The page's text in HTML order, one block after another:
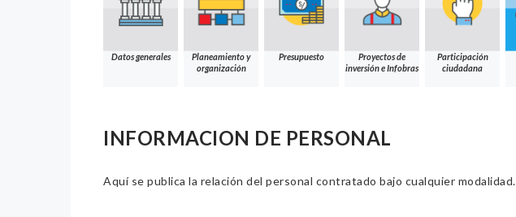
Datos generales
Planeamiento y
organización
Presupuesto
Proyectos de
inversión e Infobras
Participación
ciudadana
INFORMACION DE PERSONAL
Aquí se publica la relación del personal contratado bajo cualquier modalidad.